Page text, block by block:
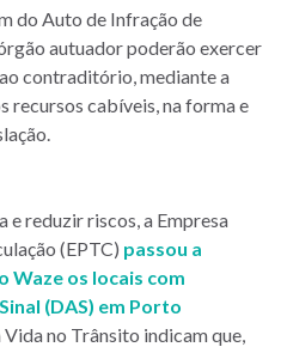
do Auto de Infração de
autuador poderão exercer
contraditório, mediante a
recursos cabíveis, na forma e
e reduzir riscos, a Empresa
(EPTC) passou a
os locais com
(DAS) em Porto
no Trânsito indicam que,